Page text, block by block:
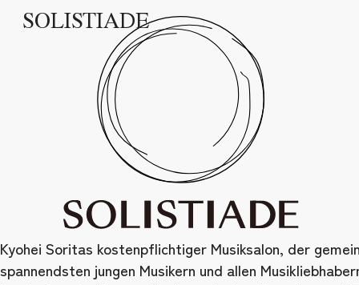
SOLISTIADE
Kyohei Soritas kostenpflichtiger Musiksalon, der
spannendsten jungen Musikern und allen